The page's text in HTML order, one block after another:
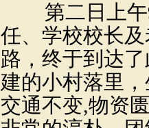
第二日上午
任、学校校长
路，终于到达
建的小村落里
交通不变,物资